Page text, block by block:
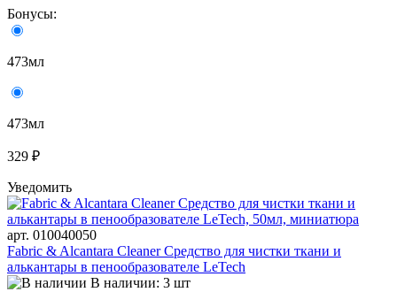
Бонусы:
473мл
473мл
329 ₽
Уведомить
арт. 010040050
Fabric & Alcantara Cleaner Средство для чистки ткани и
алькантары в пенообразователе LeTech
В наличии: 3 шт